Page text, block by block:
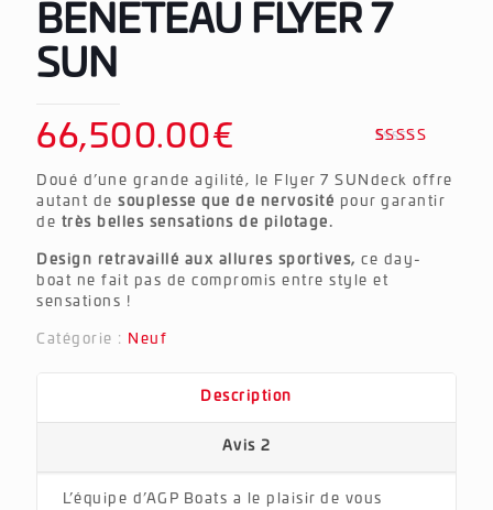
BENETEAU FLYER 7
SUN
4.00
sur 5
basé
66,500.00€
Doué d’une grande agilité, le Flyer 7 SUNdeck offre
autant de souplesse que de nervosité pour garantir
de très belles sensations de pilotage.
Design retravaillé aux allures sportives, ce day-
boat ne fait pas de compromis entre style et
sensations !
Catégorie : Neuf
Description
Avis 2
L’équipe d’AGP Boats a le plaisir de vous